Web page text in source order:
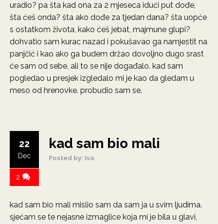
uradio? pa šta kad ona za 2 mjeseca idući put dođe,
šta ćeš onda? šta ako dođe za tjedan dana? šta uopće
s ostatkom života, kako ćeš jebat, majmune glupi?
dohvatio sam kurac nazad i pokušavao ga namjestit na
panjčić i kao ako ga budem držao dovoljno dugo srast
će sam od sebe, ali to se nije događalo. kad sam
pogledao u presjek izgledalo mi je kao da gledam u
meso od hrenovke. probudio sam se.
kad sam bio mali
Posted by: Ivo
22
Dec
2
kad sam bio mali mislio sam da sam ja u svim ljudima.
sjećam se te nejasne izmaglice koja mi je bila u glavi,